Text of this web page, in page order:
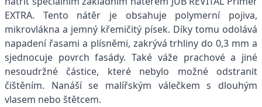
EXTRA. Tento nátěr je obsahuje polymerní pojiva,
mikrovlákna a jemný křemičitý písek. Díky tomu odolává
napadení řasami a plísněmi, zakrývá trhliny do 0,3 mm a
sjednocuje povrch fasády. Také váže prachové a jiné
nesoudržné částice, které nebylo možné odstranit
čištěním. Nanáší se malířským válečkem s dlouhým
vlasem nebo štětcem.